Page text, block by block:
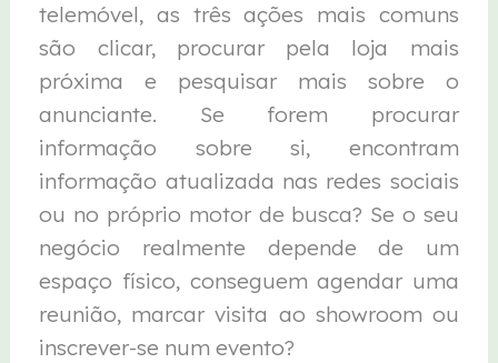
telemóvel, as três ações mais comuns
são clicar, procurar pela loja mais
próxima e pesquisar mais sobre o
anunciante. Se forem procurar
informação sobre si, encontram
informação atualizada nas redes sociais
ou no próprio motor de busca? Se o seu
negócio realmente depende de um
espaço físico, conseguem agendar uma
reunião, marcar visita ao showroom ou
inscrever-se num evento?